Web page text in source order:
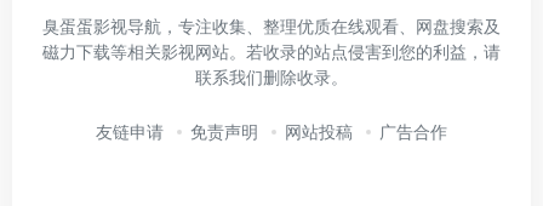
臭蛋蛋影视导航，专注收集、整理优质在线观看、网盘搜索及
磁力下载等相关影视网站。若收录的站点侵害到您的利益，请
联系我们删除收录。
友链申请 免责声明 网站投稿 广告合作